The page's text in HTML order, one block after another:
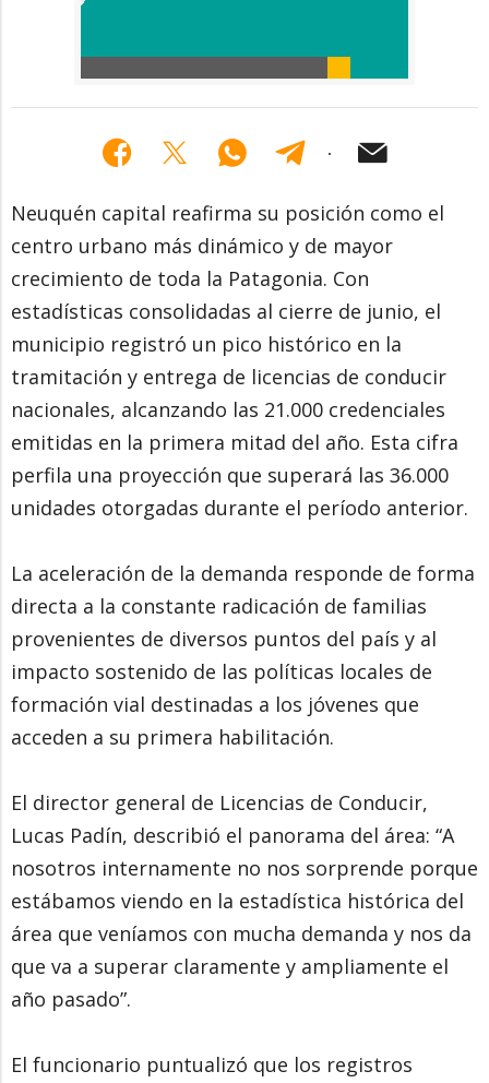
Neuquén capital reafirma su posición como el
centro urbano más dinámico y de mayor
crecimiento de toda la Patagonia. Con
estadísticas consolidadas al cierre de junio, el
municipio registró un pico histórico en la
tramitación y entrega de licencias de conducir
nacionales, alcanzando las 21.000 credenciales
emitidas en la primera mitad del año. Esta cifra
perfila una proyección que superará las 36.000
unidades otorgadas durante el período anterior.
La aceleración de la demanda responde de forma
directa a la constante radicación de familias
provenientes de diversos puntos del país y al
impacto sostenido de las políticas locales de
formación vial destinadas a los jóvenes que
acceden a su primera habilitación.
El director general de Licencias de Conducir,
Lucas Padín, describió el panorama del área: “A
nosotros internamente no nos sorprende porque
estábamos viendo en la estadística histórica del
área que veníamos con mucha demanda y nos da
que va a superar claramente y ampliamente el
año pasado”.
El funcionario puntualizó que los registros